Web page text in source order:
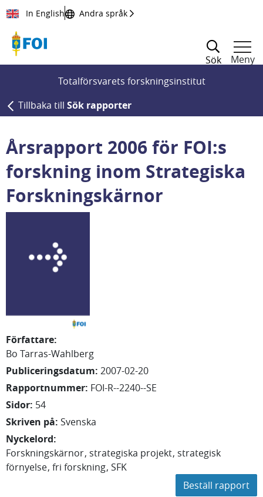
Till innehållet
In English Andra språk
Sök
Meny
Totalförsvarets forskningsinstitut
Tillbaka till Sök rapporter
Årsrapport 2006 för FOI:s
forskning inom Strategiska
Forskningskärnor
Författare:
Bo Tarras-Wahlberg
Publiceringsdatum: 2007-02-20
Rapportnummer: FOI-R--2240--SE
Sidor: 54
Skriven på: Svenska
Nyckelord:
Forskningskärnor strategiska projekt strategisk
förnyelse fri forskning SFK
Beställ rapport